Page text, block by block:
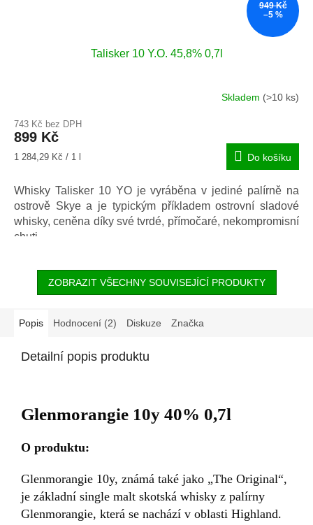
949 Kč
–5 %
Talisker 10 Y.O. 45,8% 0,7l
produktu
je
5,0
hvězdiček.
Skladem (>10 ks)
743 Kč bez DPH
899 Kč
Měrná
1 284,29 Kč / 1 l Do košíku
Whisky Talisker 10 YO je vyráběna v jediné palírně na
ostrově Skye a je typickým příkladem ostrovní sladové
whisky, ceněna díky své tvrdé, přímočaré, nekompromisní
chuti.
ZOBRAZIT VŠECHNY SOUVISEJÍCÍ PRODUKTY
Popis Hodnocení (2) Diskuze Značka
Detailní popis produktu
Glenmorangie 10y 40% 0,7l
O produktu:
Glenmorangie 10y, známá také jako „The Original“,
je základní single malt skotská whisky z palírny
Glenmorangie, která se nachází v oblasti Highland.